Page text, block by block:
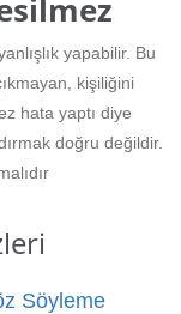
Yazıları
Okuma Testi
yapabilir. Bu
kişiliğini
hata yaptı diye
doğru değildir.
Söyleme